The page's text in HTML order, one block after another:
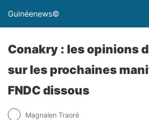
Guinéenews©
Conakry : les opinions
sur les prochaines
FNDC dissous
Magnalen Traoré